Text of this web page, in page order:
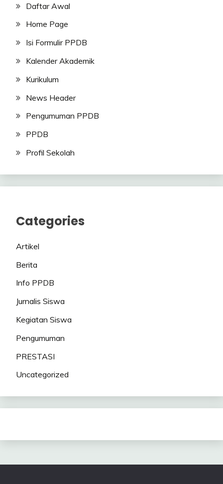
Daftar Awal
Home Page
Isi Formulir PPDB
Kalender Akademik
Kurikulum
News Header
Pengumuman PPDB
PPDB
Profil Sekolah
Categories
Artikel
Berita
Info PPDB
Jurnalis Siswa
Kegiatan Siswa
Pengumuman
PRESTASI
Uncategorized